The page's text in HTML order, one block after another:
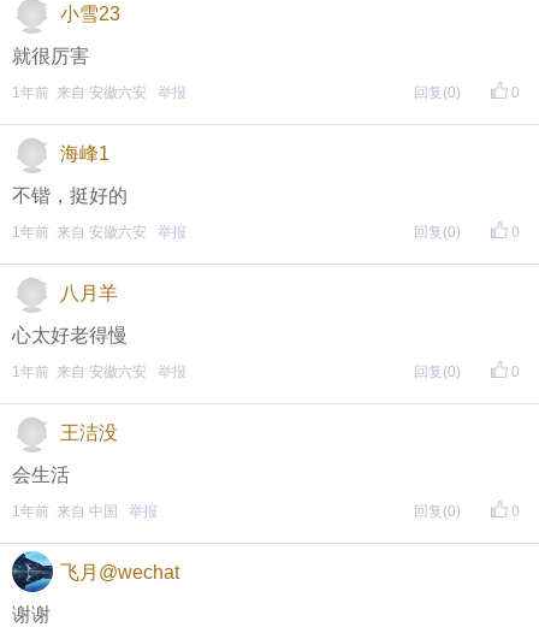
子，站在我的记忆里挥手。从此以后无人问津也好，
技不如人也罢，我都会试着安静下来，去做自己，心
平自成人间……
小雪23
就很厉害
0
1年前 来自 安徽六安 举报 回复 (0)
海峰1
不锴，挺好的
0
1年前 来自 安徽六安 举报 回复 (0)
八月羊
心太好老得慢
0
1年前 来自 安徽六安 举报 回复 (0)
王洁没
会生活
0
1年前 来自 中国 举报 回复 (0)
飞月@wechat
谢谢